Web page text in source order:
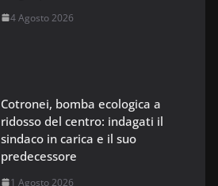
4 Agosto 2026
Cotronei, bomba ecologica a
ridosso del centro: indagati il
sindaco in carica e il suo
predecessore
1 Agosto 2026